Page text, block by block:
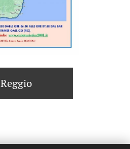
Reggio